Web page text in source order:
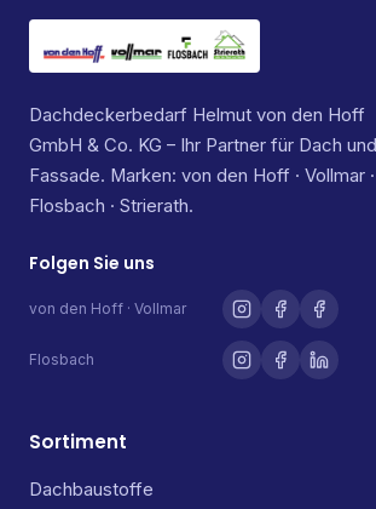
Dachdeckerbedarf Helmut von den Hoff
GmbH & Co. KG – Ihr Partner für Dach und
Fassade. Marken: von den Hoff · Vollmar ·
Flosbach · Strierath.
Folgen Sie uns
von den Hoff · Vollmar
Flosbach
Sortiment
Dachbaustoffe